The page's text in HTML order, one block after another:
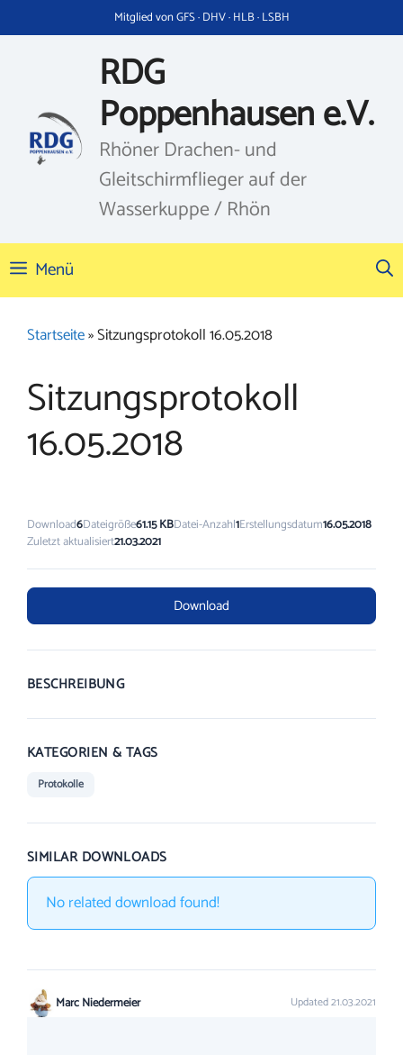
Inhalt
Mitglied von GFS · DHV · HLB · LSBH
RDG
Poppenhausen e.V.
Rhöner Drachen- und
Gleitschirmflieger auf der
Wasserkuppe / Rhön
Menü
Startseite»Sitzungsprotokoll 16.05.2018
Sitzungsprotokoll
16.05.2018
Download6Dateigröße61.15 KBDatei-Anzahl1Erstellungsdatum16.05.2018
Zuletzt aktualisiert21.03.2021
Download
BESCHREIBUNG
KATEGORIEN & TAGS
Protokolle
SIMILAR DOWNLOADS
No related download found!
Marc Niedermeier Updated 21.03.2021